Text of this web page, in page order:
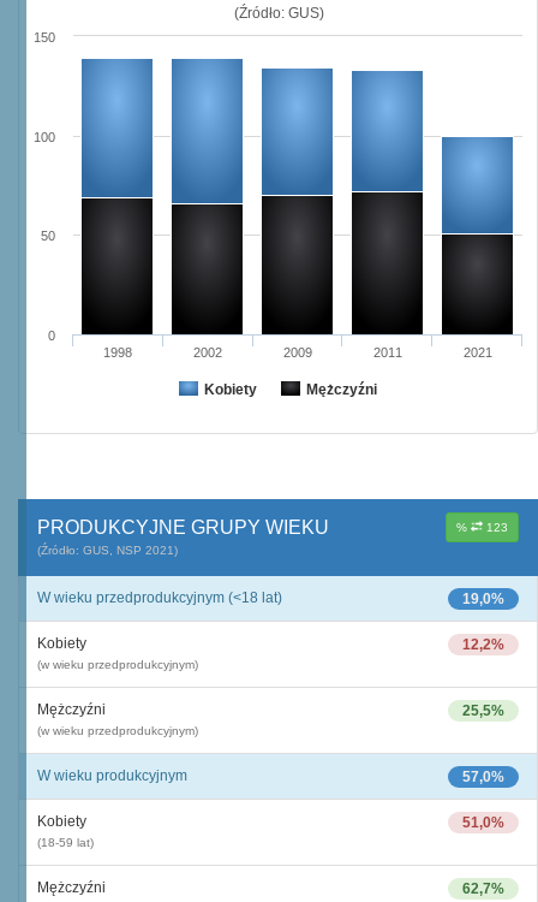
(Źródło: GUS)
Kobiety Mężczyźni
1998 2002 2009 2011 2021
0
50
100
150
% 123
PRODUKCYJNE GRUPY WIEKU
(Źródło: GUS, NSP 2021)
19,0%
W wieku przedprodukcyjnym (<18 lat)
12,2%
Kobiety
(w wieku przedprodukcyjnym)
25,5%
Mężczyźni
(w wieku przedprodukcyjnym)
57,0%
W wieku produkcyjnym
51,0%
Kobiety
(18-59 lat)
62,7%
Mężczyźni